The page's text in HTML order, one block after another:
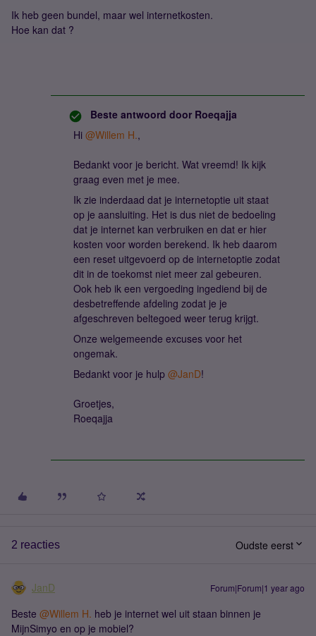
Ik heb geen bundel, maar wel internetkosten.
Hoe kan dat ?
Beste antwoord door Roeqajja
Hi ​ @Willem H.,
Bedankt voor je bericht. Wat vreemd! Ik kijk
graag even met je mee.
Ik zie inderdaad dat je internetoptie uit staat
op je aansluiting. Het is dus niet de bedoeling
dat je internet kan verbruiken en dat er hier
kosten voor worden berekend. Ik heb daarom
een reset uitgevoerd op de internetoptie zodat
dit in de toekomst niet meer zal gebeuren.
Ook heb ik een vergoeding ingediend bij de
desbetreffende afdeling zodat je je
afgeschreven beltegoed weer terug krijgt.
Onze welgemeende excuses voor het
ongemak.
Bedankt voor je hulp ​ @JanD!
Groetjes,
Roeqajja
2 reacties Oudste eerst
JanD Forum|Forum|1 year ago
Beste ​ @Willem H. heb je internet wel uit staan binnen je
MijnSimyo en op je mobiel?